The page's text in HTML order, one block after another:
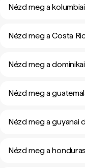
Nézd meg a
Nézd meg a Costa
Nézd meg a
Nézd meg a
Nézd meg a guyanai
Nézd meg a